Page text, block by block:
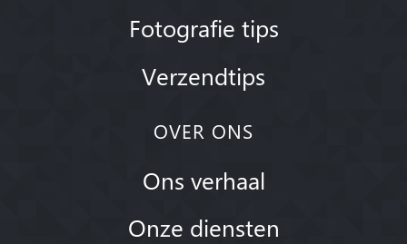
Fotografie tips
Verzendtips
OVER ONS
Ons verhaal
Onze diensten